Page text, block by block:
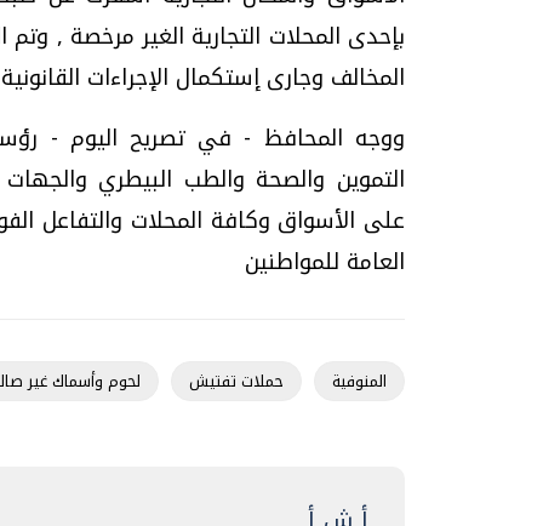
بإحدى المحلات التجارية الغير مرخصة ,
المخالف وجارى إستكمال الإجراءات
ووجه المحافظ - في تصريح اليوم -
التموين والصحة والطب البيطري والجهات
على الأسواق وكافة المحلات والتفاعل
العامة للمواطنين
المنوفية حملات تفتيش لحوم وأسماك غير